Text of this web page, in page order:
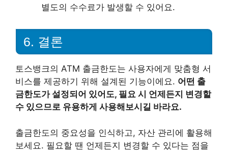
별도의 수수료가 발생할 수 있어요.
6. 결론
토스뱅크의 ATM 출금한도는 사용자에게 맞춤형 서
비스를 제공하기 위해 설계된 기능이에요. 어떤 출
금한도가 설정되어 있어도, 필요 시 언제든지 변경할
수 있으므로 유용하게 사용해보시길 바라요.
출금한도의 중요성을 인식하고, 자산 관리에 활용해
보세요. 필요할 땐 언제든지 변경할 수 있다는 점을